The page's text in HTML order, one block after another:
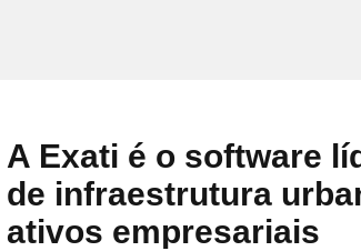
A Exati é o software
de infraestrutura
ativos empresariais